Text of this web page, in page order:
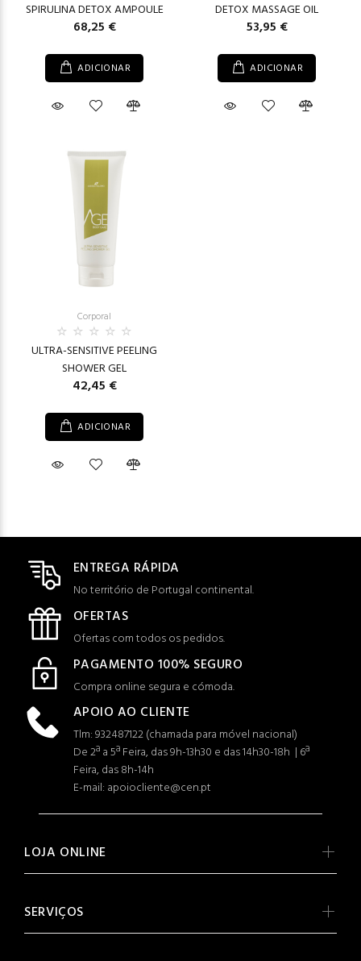
SPIRULINA DETOX AMPOULE
68,25 €
ADICIONAR
DETOX MASSAGE OIL
53,95 €
ADICIONAR
Corporal
ULTRA-SENSITIVE PEELING
SHOWER GEL
42,45 €
ADICIONAR
ENTREGA RÁPIDA
No território de Portugal continental.
OFERTAS
Ofertas com todos os pedidos.
PAGAMENTO 100% SEGURO
Compra online segura e cómoda.
APOIO AO CLIENTE
Tlm: 932487122 (chamada para móvel nacional)
De 2ª a 5ª Feira, das 9h-13h30 e das 14h30-18h | 6ª
Feira, das 8h-14h
E-mail: apoiocliente@cen.pt
LOJA ONLINE
SERVIÇOS